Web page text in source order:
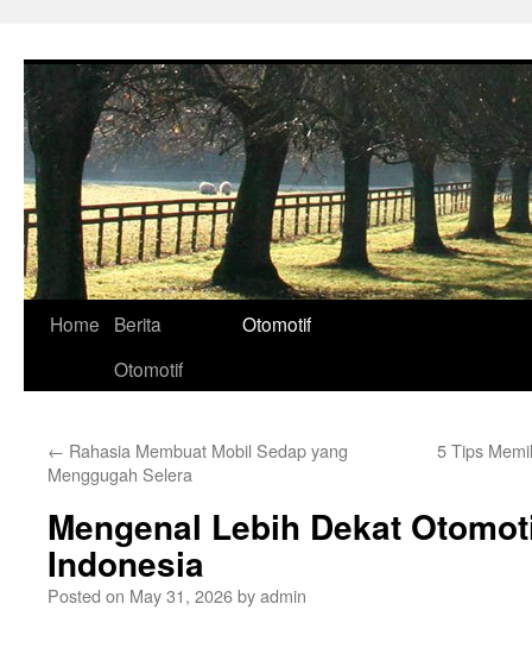
Home
Berita
Otomotif
Otomotif
← Rahasia Membuat Mobil Sedap yang
Menggugah Selera
5 Tips
Mengenal Lebih Dekat
Indonesia
Posted on May 31, 2026byadmin